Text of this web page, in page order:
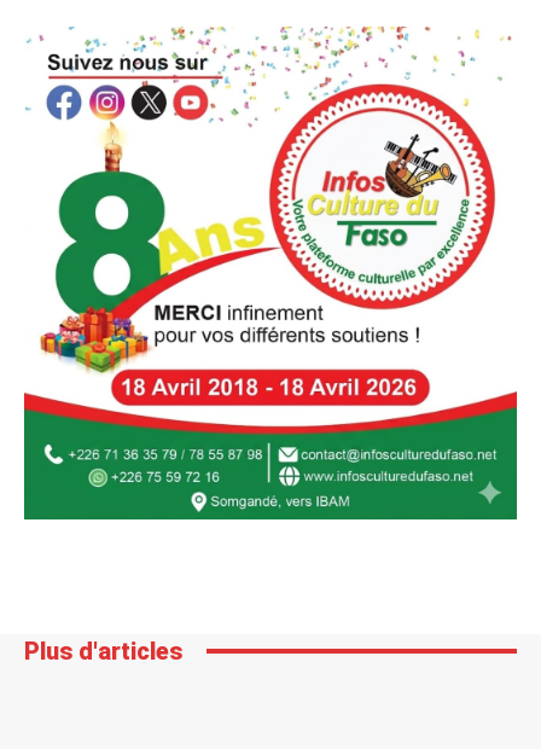
Plus d'articles